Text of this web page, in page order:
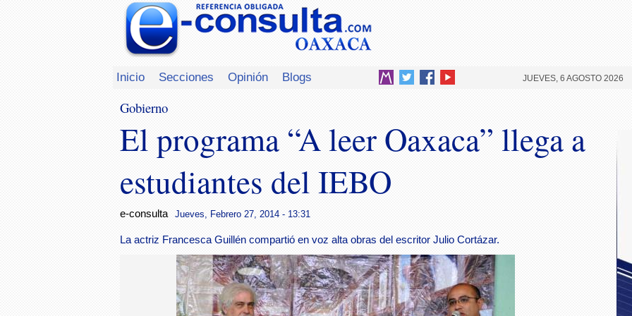
Inicio Secciones Opinión Blogs JUEVES, 6 AGOSTO 2026
Gobierno
El programa “A leer Oaxaca” llega a
estudiantes del IEBO
e-consulta Jueves, Febrero 27, 2014 - 13:31
La actriz Francesca Guillén compartió en voz alta obras del escritor Julio Cortázar.